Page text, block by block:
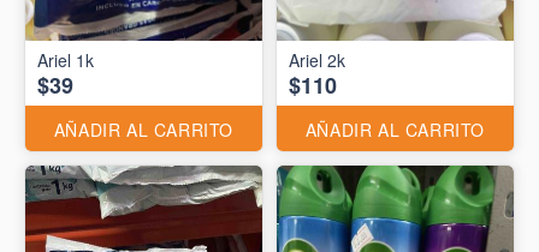
Ariel 1k
$39
AÑADIR AL CARRITO
Ariel 2k
$110
AÑADIR AL CARRITO